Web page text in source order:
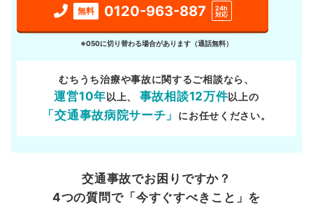
無料 0120-963-887
24h
対応
※050に切り替わる場合があります（通話無料）
むちうち治療や事故に関するご相談なら、
運営10年以上、 事故相談12万件以上の
「交通事故病院サーチ」 にお任せください。
交通事故でお困りですか？
4つの質問で「今すぐすべきこと」を